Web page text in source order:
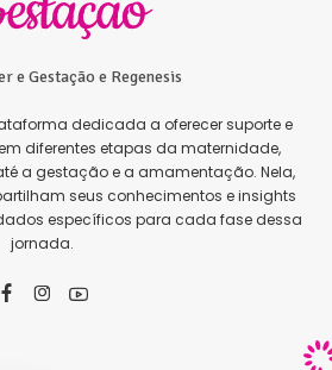
e Gestação e Regenesis
dedicada a oferecer suporte e
diferentes etapas da maternidade,
a gestação e a amamentação. Nela,
seus conhecimentos e insights
específicos para cada fase dessa
jornada.